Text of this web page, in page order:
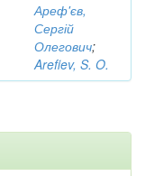
Ареф'єв,
Сергій
Олегович;
Arefiev, S. O.